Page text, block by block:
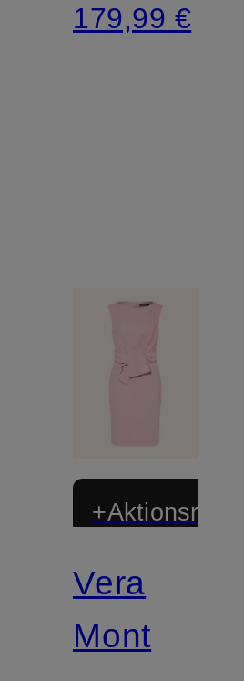
179,99 €
+Aktionsrabatt
Vera
Mont